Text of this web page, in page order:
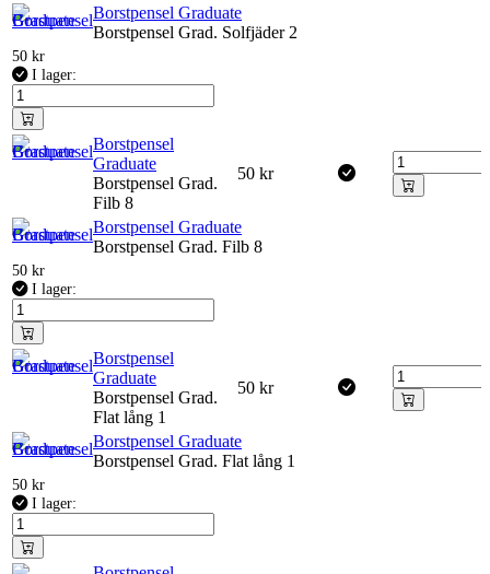
Borstpensel Graduate
Borstpensel Grad. Solfjäder 2
50 kr
I lager:
Borstpensel
Graduate
Borstpensel Grad.
Filb 8
50 kr
Borstpensel Graduate
Borstpensel Grad. Filb 8
50 kr
I lager:
Borstpensel
Graduate
Borstpensel Grad.
Flat lång 1
50 kr
Borstpensel Graduate
Borstpensel Grad. Flat lång 1
50 kr
I lager: